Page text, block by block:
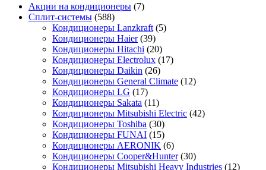
Акции на кондиционеры (7)
Сплит-системы (588)
Кондиционеры Lanzkraft (5)
Кондиционеры Haier (39)
Кондиционеры Hitachi (20)
Кондиционеры Electrolux (17)
Кондиционеры Daikin (26)
Кондиционеры General Climate (12)
Кондиционеры LG (17)
Кондиционеры Sakata (11)
Кондиционеры Mitsubishi Electric (42)
Кондиционеры Toshiba (30)
Кондиционеры FUNAI (15)
Кондиционеры AERONIK (6)
Кондиционеры Cooper&Hunter (30)
Кондиционеры Mitsubishi Heavy Industries (12)